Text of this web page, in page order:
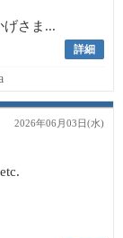
げさま...
詳細
2026年06月03日(水)